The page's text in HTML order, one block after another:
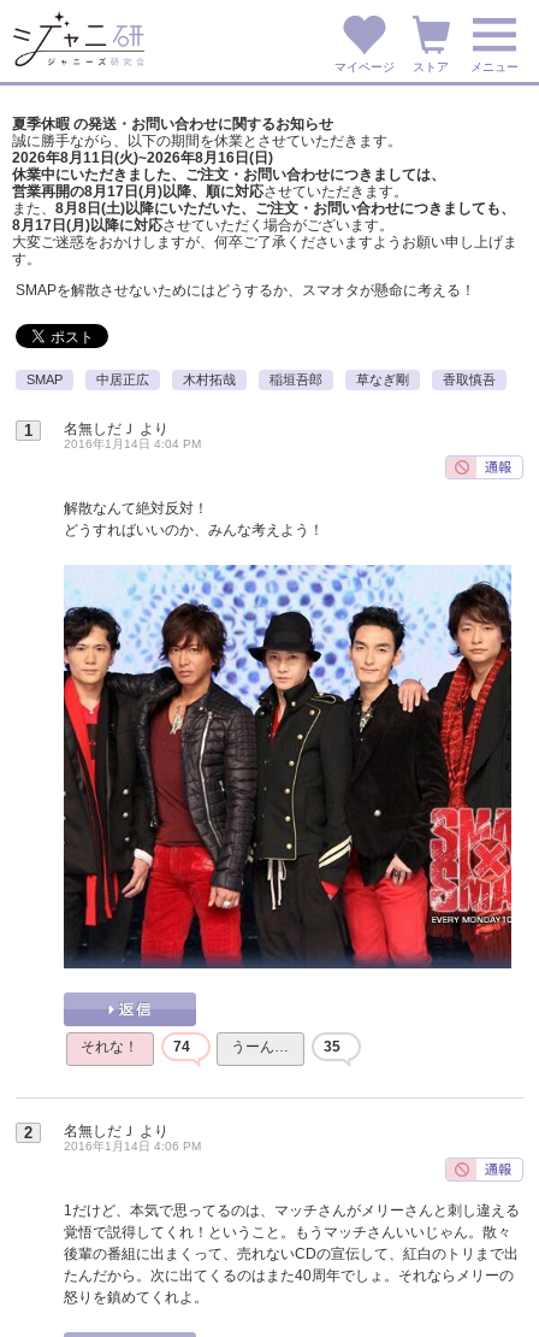
マイページ ストア メニュー
夏季休暇 の発送・お問い合わせに関するお知らせ
誠に勝手ながら、以下の期間を休業とさせていただきます。
2026年8月11日(火)~2026年8月16日(日)
休業中にいただきました、ご注文・お問い合わせにつきましては、
営業再開の8月17日(月)以降、順に対応させていただきます。
また、 8月8日(土)以降にいただいた、ご注文・ お問い合わせにつきましても、
8月17日(月)以降に対応させていただく場合がございます。
大変ご迷惑をおかけしますが、 何卒ご了承くださいますようお願い申し上げま
す。
SMAPを解散させないためにはどうするか、スマオタが懸命に考える！
SMAP 中居正広 木村拓哉 稲垣吾郎 草なぎ剛 香取慎吾
1 名無しだＪ より
2016年1月14日 4:04 PM
解散なんて絶対反対！
どうすればいいのか、みんな考えよう！
それな！ 74 うーん… 35
2 名無しだＪ より
2016年1月14日 4:06 PM
1だけど、本気で思ってるのは、マッチさんがメリーさんと刺し違える
覚悟で説得してくれ！ということ。もうマッチさんいいじゃん。散々
後輩の番組に出まくって、売れないCDの宣伝して、紅白のトリまで出
たんだから。次に出てくるのはまた40周年でしょ。それならメリーの
怒りを鎮めてくれよ。